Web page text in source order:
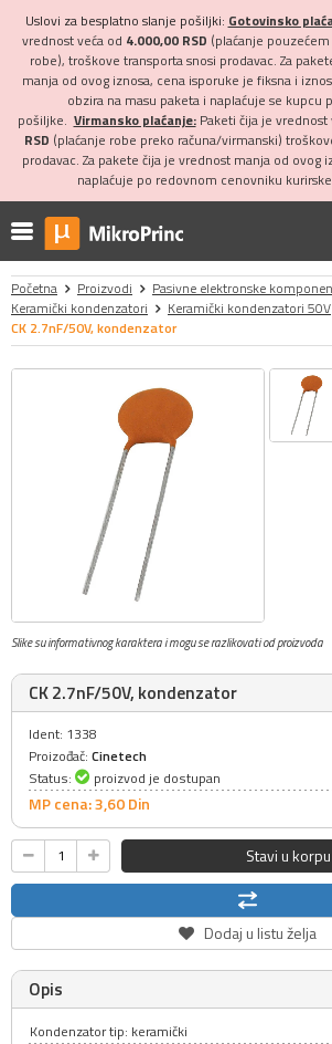
Uslovi za besplatno slanje pošiljki: Gotovinsko
vrednost veća od 4.000,00 RSD (plaćanje
robe), troškove transporta snosi prodavac. Za
manja od ovog iznosa, cena isporuke je fiksna i
obzira na masu paketa i naplaćuje se kupcu
pošiljke. Virmansko plaćanje:Paketi čija je vrednost
RSD (plaćanje robe preko računa/virmanski)
prodavac. Za pakete čija je vrednost manja od ovog
naplaćuje po redovnom cenovniku
Početna Proizvodi Pasivne elektronske
Keramički kondenzatori
Keramički kondenzatori 50V
CK 2.7nF/50V, kondenzator
Slike su informativnog karaktera i mogu se razlikovati od proizvoda
CK 2.7nF/50V, kondenzator
Ident: 1338
Proizođač: Cinetech
Status:
proizvod je dostupan
MP cena: 3,60Din
Stavi u korpu
Dodaj u listu želja
Opis
Kondenzator tip: keramički